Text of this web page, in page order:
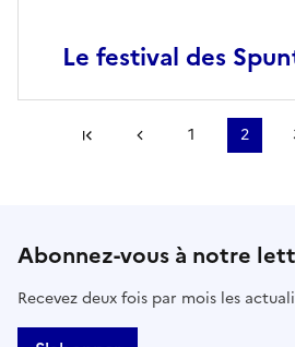
Le festival des
Première pagePage précédente
1 2
Abonnez-vous à notre
Recevez deux fois par mois les